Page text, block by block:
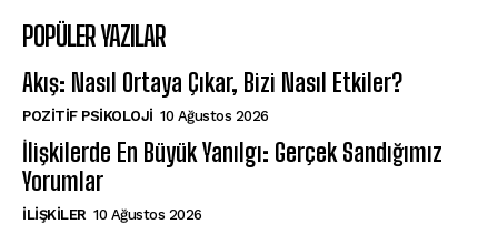
POPÜLER YAZILAR
Akış: Nasıl Ortaya Çıkar, Bizi Nasıl Etkiler?
POZITIF PSIKOLOJI 10 Ağustos 2026
İlişkilerde En Büyük Yanılgı: Gerçek Sandığımız
Yorumlar
İLIŞKILER 10 Ağustos 2026